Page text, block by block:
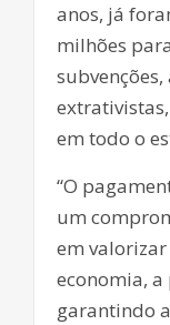
anos, já
milhões
em todo o
“O
um
em
economia,
garantindo